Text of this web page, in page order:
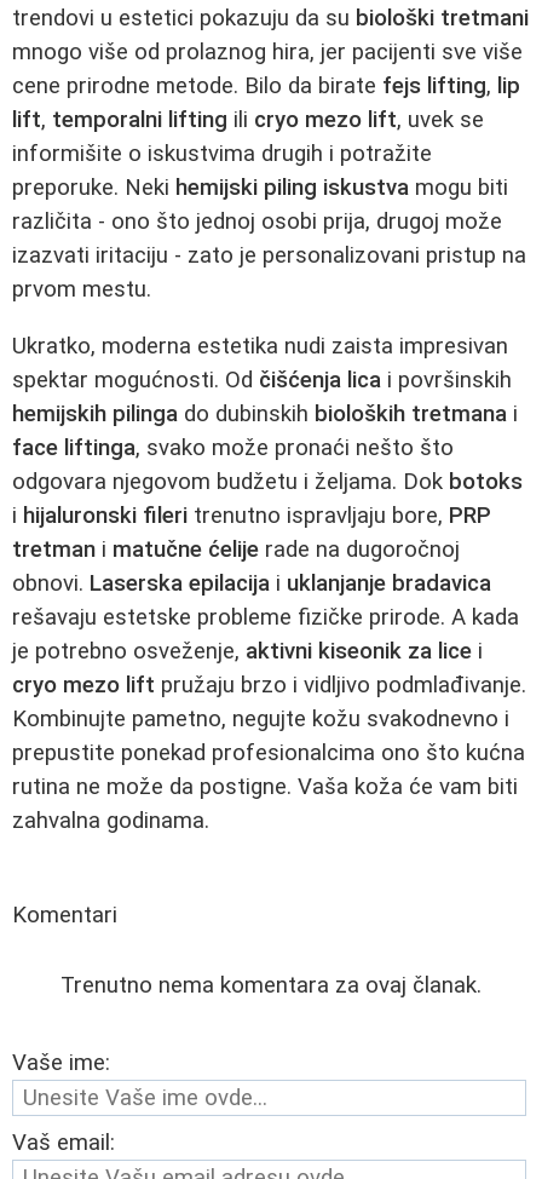
trendovi u estetici pokazuju da su biološki tretmani
mnogo više od prolaznog hira, jer pacijenti sve više
cene prirodne metode. Bilo da birate fejs lifting, lip
lift, temporalni lifting ili cryo mezo lift, uvek se
informišite o iskustvima drugih i potražite
preporuke. Neki hemijski piling iskustva mogu biti
različita - ono što jednoj osobi prija, drugoj može
izazvati iritaciju - zato je personalizovani pristup na
prvom mestu.
Ukratko, moderna estetika nudi zaista impresivan
spektar mogućnosti. Od čišćenja lica i površinskih
hemijskih pilinga do dubinskih bioloških tretmana i
face liftinga, svako može pronaći nešto što
odgovara njegovom budžetu i željama. Dok botoks
i hijaluronski fileri trenutno ispravljaju bore, PRP
tretman i matučne ćelije rade na dugoročnoj
obnovi. Laserska epilacija i uklanjanje bradavica
rešavaju estetske probleme fizičke prirode. A kada
je potrebno osveženje, aktivni kiseonik za lice i
cryo mezo lift pružaju brzo i vidljivo podmlađivanje.
Kombinujte pametno, negujte kožu svakodnevno i
prepustite ponekad profesionalcima ono što kućna
rutina ne može da postigne. Vaša koža će vam biti
zahvalna godinama.
Komentari
Trenutno nema komentara za ovaj članak.
Vaše ime:
Vaš email: